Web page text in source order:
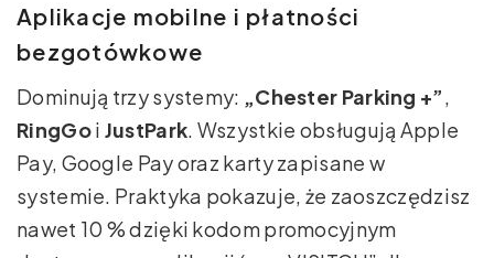
Aplikacje mobilne i płatności
bezgotówkowe
Dominują trzy systemy: „Chester Parking +”
RingGoi JustPark . Wszystkie obsługują Apple
Pay, Google Pay oraz karty zapisane w
systemie. Praktyka pokazuje, że zaoszczędzisz
nawet 10 % dzięki kodom promocyjnym